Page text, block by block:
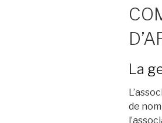
La
de